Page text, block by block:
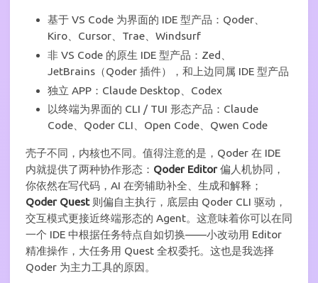
基于 VS Code 为界面的 IDE 型产品：Qoder、
Kiro、Cursor、Trae、Windsurf
非 VS Code 的原生 IDE 型产品：Zed、
JetBrains（Qoder 插件），和上边同属 IDE 型产品
独立 APP：Claude Desktop、Codex
以终端为界面的 CLI / TUI 形态产品：Claude
Code、Qoder CLI、Open Code、Qwen Code
壳子不同，内核也不同。值得注意的是，Qoder 在 IDE
内就提供了两种协作形态： Qoder Editor偏人机协同，
你依然在写代码，AI 在旁辅助补全、生成和解释；
Qoder Quest则偏自主执行，底层由 Qoder CLI 驱动，
交互模式更接近终端形态的 Agent。这意味着你可以在同
一个 IDE 中根据任务特点自如切换——小改动用 Editor
精准操作，大任务用 Quest 全权委托。这也是我选择
Qoder 为主力工具的原因。